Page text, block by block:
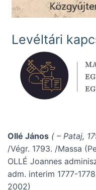
Levéltári
Ollé János ( – Pataj,
/Végr. 1793. /Massa
OLLÉ Joannes
adm. interim 1777-
2002)